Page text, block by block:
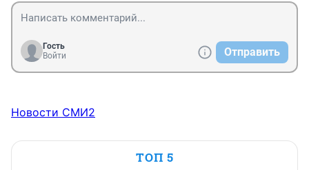
Гость
Войти
Отправить
Новости СМИ2
ТОП 5